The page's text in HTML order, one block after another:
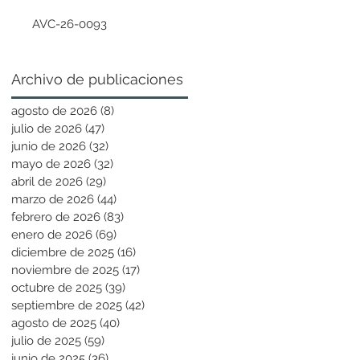
AVC-26-0093
Archivo de publicaciones
agosto de 2026 (8)
julio de 2026 (47)
junio de 2026 (32)
mayo de 2026 (32)
abril de 2026 (29)
marzo de 2026 (44)
febrero de 2026 (83)
enero de 2026 (69)
diciembre de 2025 (16)
noviembre de 2025 (17)
octubre de 2025 (39)
septiembre de 2025 (42)
agosto de 2025 (40)
julio de 2025 (59)